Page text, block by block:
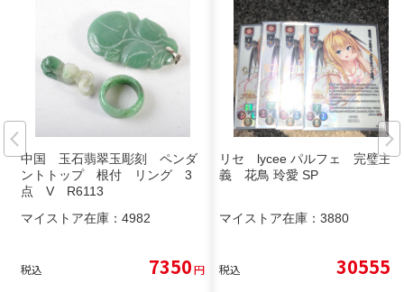
中国 玉石翡翠玉彫刻 ペンダ
ントトップ 根付 リング 3
点 V R6113
マイストア在庫： 4982
税込 7350円
リセ lycee パルフェ 完璧主
義 花鳥 玲愛 SP
マイストア在庫： 3880
税込 30555